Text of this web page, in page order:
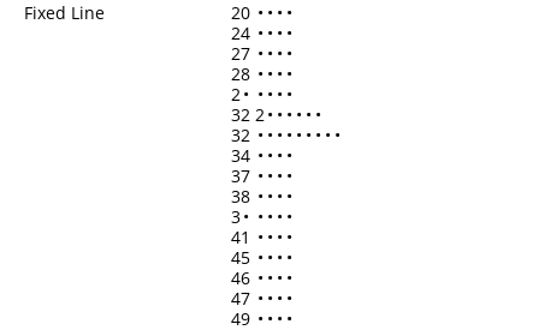
Fixed Line
20 • • • •
24 • • • •
27 • • • •
28 • • • •
2• • • • •
32 2• • • • • •
32 • • • • • • • • •
34 • • • •
37 • • • •
38 • • • •
3• • • • •
41 • • • •
45 • • • •
46 • • • •
47 • • • •
49 • • • •